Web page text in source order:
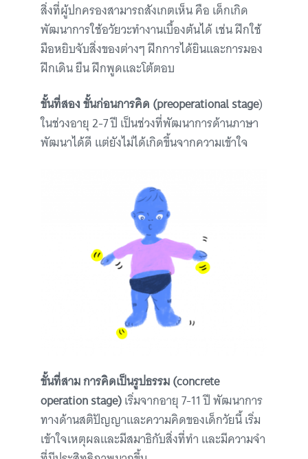
สิ่งที่ผู้ปกครองสามารถสังเกตเห็น คือ เด็กเกิด
พัฒนาการใช้อวัยวะทำงานเบื้องต้นได้ เช่น ฝึกใช้
มือหยิบจับสิ่งของต่างๆ ฝึกการได้ยินและการมอง
ฝึกเดิน ยืน ฝึกพูดและโต้ตอบ
ขั้นที่สอง ขั้นก่อนการคิด (preoperational stage)
ในช่วงอายุ 2-7 ปี เป็นช่วงที่พัฒนาการด้านภาษา
พัฒนาได้ดี แต่ยังไม่ได้เกิดขึ้นจากความเข้าใจ
ขั้นที่สาม การคิดเป็นรูปธรรม (concrete
operation stage)เริ่มจากอายุ 7-11 ปี พัฒนาการ
ทางด้านสติปัญญาและความคิดของเด็กวัยนี้ เริ่ม
เข้าใจเหตุผลและมีสมาธิกับสิ่งที่ทำ และมีความจำ